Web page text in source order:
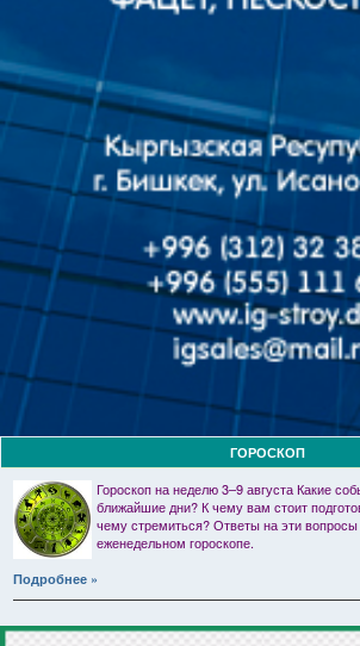
ГОРОСКОП
Гороскоп на неделю 3–9 августа Какие
ближайшие дни? К чему вам стоит
чему стремиться? Ответы на эти
еженедельном гороскопе.
Подробнее »